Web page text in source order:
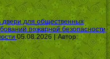
двери для общественных
пожарной безопасности
05.08.2026 | Автор: